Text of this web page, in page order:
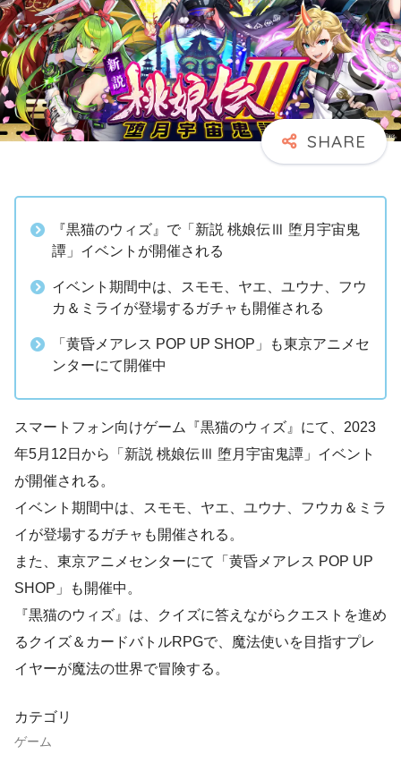
『黒猫のウィズ』で「新説 桃娘伝Ⅲ 堕月宇宙鬼
譚」イベントが開催される
イベント期間中は、スモモ、ヤエ、ユウナ、フウ
カ＆ミライが登場するガチャも開催される
「黄昏メアレス POP UP SHOP」も東京アニメセ
ンターにて開催中
スマートフォン向けゲーム『黒猫のウィズ』にて、2023
年5月12日から「新説 桃娘伝Ⅲ 堕月宇宙鬼譚」イベント
が開催される。
イベント期間中は、スモモ、ヤエ、ユウナ、フウカ＆ミラ
イが登場するガチャも開催される。
また、東京アニメセンターにて「黄昏メアレス POP UP
SHOP」も開催中。
『黒猫のウィズ』は、クイズに答えながらクエストを進め
るクイズ＆カードバトルRPGで、魔法使いを目指すプレ
イヤーが魔法の世界で冒険する。
カテゴリ
ゲーム